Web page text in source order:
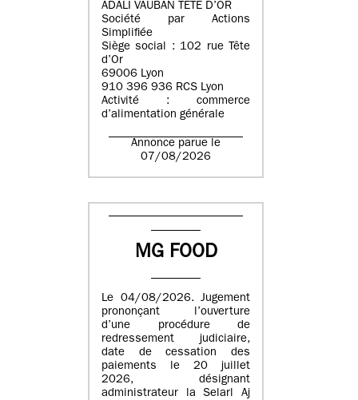
ADALI VAUBAN TETE D’OR
Société par Actions
Simplifiée
Siège social : 102 rue Tête
d’Or
69006 Lyon
910 396 936 RCS Lyon
Activité : commerce
d’alimentation générale
Annonce parue le
07/08/2026
MG FOOD
Le 04/08/2026. Jugement
prononçant l’ouverture
d’une procédure de
redressement judiciaire,
date de cessation des
paiements le 20 juillet
2026, désignant
administrateur la Selarl Aj